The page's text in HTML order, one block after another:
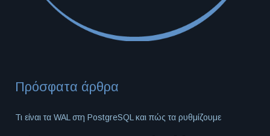
Πρόσφατα άρθρα
Τι είναι τα WAL στη PostgreSQL και πώς τα ρυθμίζουμε